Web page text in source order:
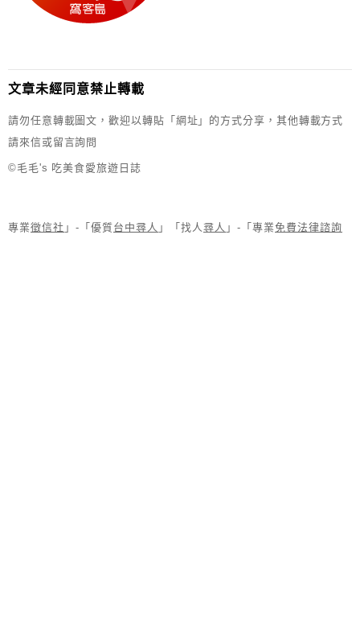
文章未經同意禁止轉載
請勿任意轉載圖文，歡迎以轉貼「網址」的方式分享，其他轉載方式
請來信或留言詢問
©毛毛's 吃美食愛旅遊日誌
專業徵信社 」-「優質台中尋人 」「找人尋人 」-「專業免費法律諮詢